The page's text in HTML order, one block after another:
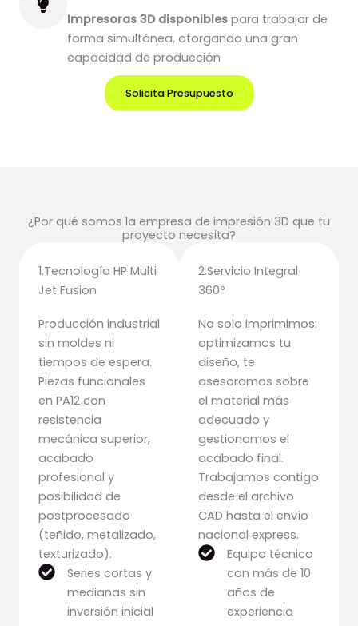
Impresoras 3D disponibles para trabajar de
forma simultánea, otorgando una gran
capacidad de producción
Solicita Presupuesto
¿Por qué somos la empresa de impresión 3D que tu
proyecto necesita?
1.Tecnología HP Multi
Jet Fusion
Producción industrial
sin moldes ni
tiempos de espera.
Piezas funcionales
en PA12 con
resistencia
mecánica superior,
acabado
profesional y
posibilidad de
postprocesado
(teñido, metalizado,
texturizado).
Series cortas y
medianas sin
inversión inicial
2.Servicio Integral
360º
No solo imprimimos:
optimizamos tu
diseño, te
asesoramos sobre
el material más
adecuado y
gestionamos el
acabado final.
Trabajamos contigo
desde el archivo
CAD hasta el envío
nacional express.
Equipo técnico
con más de 10
años de
experiencia